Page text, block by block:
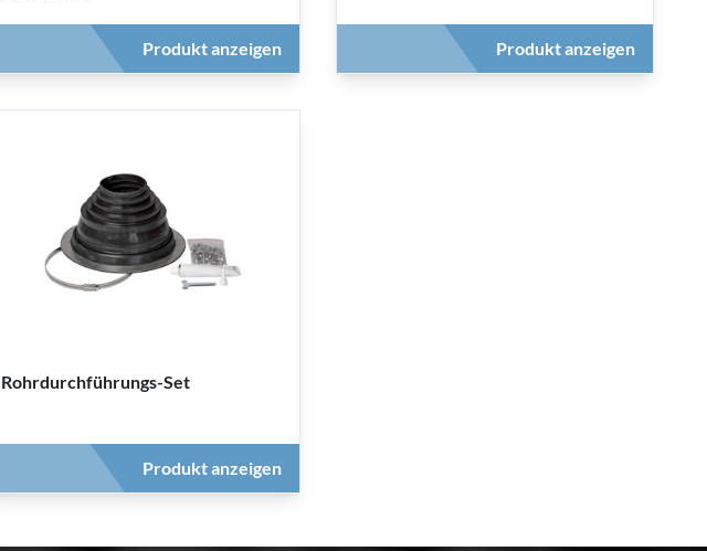
Produkt anzeigen Produkt anzeigen
Rohrdurchführungs-Set
Produkt anzeigen